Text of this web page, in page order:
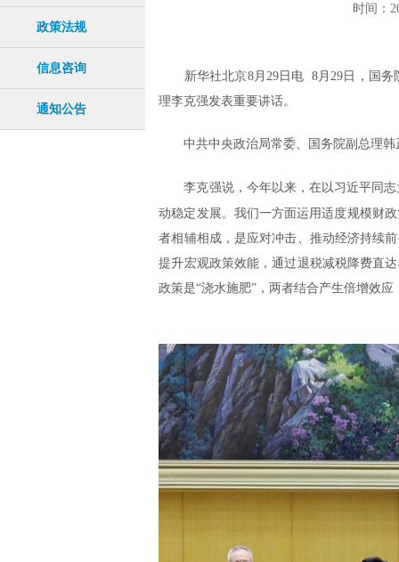
政策法规
信息咨询
通知公告
时间：
新华社北京8月29日电 8月29日，国
理李克强发表重要讲话。
中共中央政治局常委、国务院副总理
李克强说，今年以来，在以习近平同
动稳定发展。我们一方面运用适度规模财
者相辅相成，是应对冲击、推动经济持续
提升宏观政策效能，通过退税减税降费直
政策是“浇水施肥”，两者结合产生倍增效